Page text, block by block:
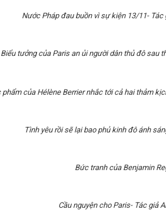
Nước Pháp đau buồn vì sự kiện 13/11- Tác
Biểu tưởng của Paris an ủi người dân thủ đô sau
phẩm của Hélène Berrier nhắc tới cả hai thảm
Tình yêu rồi sẽ lại bao phủ kinh đô ánh
Bức tranh của Benjamin
Cầu nguyện cho Paris- Tác giả